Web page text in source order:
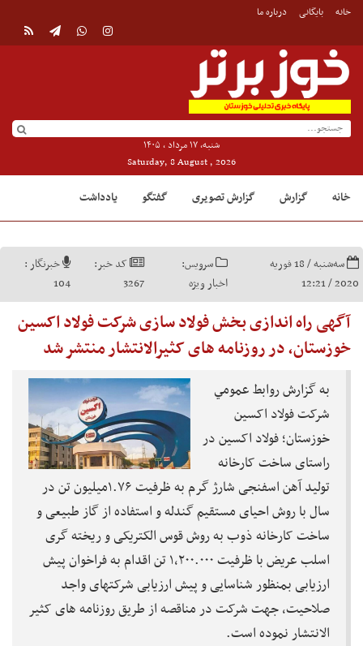
خانه بایگانی درباره ما
شنبه, ۱۷ مرداد , ۱۴۰۵
Saturday, 8 August , 2026
خانه گزارش گزارش تصویری گفتگو یادداشت
سه‌شنبه / 18 فوریه
2020 / 12:21
سرویس:
اخبار ویژه
کد خبر:
3267
خبرنگار :
104
آگهی راه اندازی بخش فولاد سازی شرکت فولاد اکسین
خوزستان، در روزنامه های کثیرالانتشار منتشر شد
به گزارش روابط عمومي
شرکت فولاد اکسین
خوزستان؛ فولاد اکسین در
راستای ساخت کارخانه
تولید آهن اسفنجی شارژ گرم به ظرفیت ۱.۷۶میلیون تن در
سال با روش احیای مستقیم گندله و استفاده از گاز طبیعی و
ساخت کارخانه ذوب به روش قوس الکتریکی و ریخته گری
اسلب عریض با ظرفیت ۱,۲۰۰.۰۰۰ تن اقدام به فراخوان پیش
ارزیابی بمنظور شناسایی و پیش ارزیابی شرکتهای واجد
صلاحیت، جهت شرکت در مناقصه از طریق روزنامه های کثیر
الانتشار نموده است.